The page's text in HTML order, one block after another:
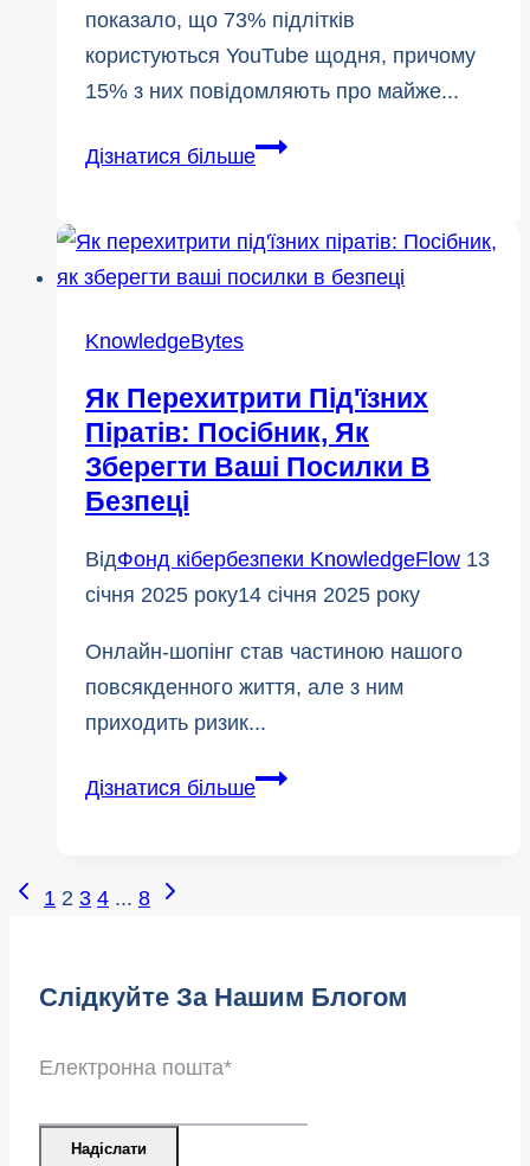
показало, що 73% підлітків
користуються YouTube щодня, причому
15% з них повідомляють про майже...
Дізнатися більшеВиховуємо
громадян:
Кібермудрі
KnowledgeBytes
Як Перехитрити Під'їзних
Піратів: Посібник, Як
Зберегти Ваші Посилки В
Безпеці
ВідФонд кібербезпеки KnowledgeFlow 13
січня 2025 року14 січня 2025 року
Онлайн-шопінг став частиною нашого
повсякденного життя, але з ним
приходить ризик...
Дізнатися більшеЯк
зберегти
безпеці
Навігація
Сторінками:
Попередня
1 2 3 4 ... 8
Наступна
Слідкуйте За Нашим Блогом
Електронна пошта*
Надіслати